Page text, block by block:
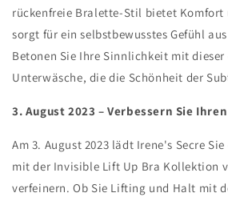
rückenfreie Bralette-Stil bietet Komfort
sorgt für ein selbstbewusstes Gefühl
Betonen Sie Ihre Sinnlichkeit mit dieser
Unterwäsche, die die Schönheit der
3. August 2023 – Verbessern Sie
Am 3. August 2023 lädt Irene's Secre
mit der Invisible Lift Up Bra Kollektion
verfeinern. Ob Sie Lifting und Halt mit